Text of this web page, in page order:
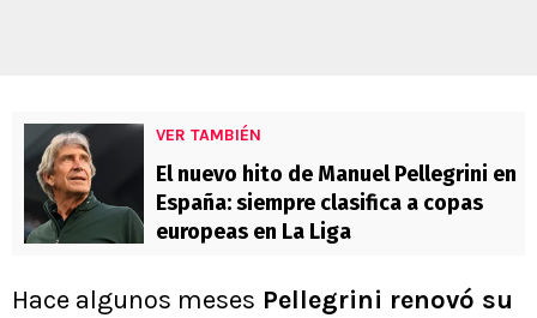
VER TAMBIÉN
El nuevo hito de Manuel Pellegrini en
España: siempre clasifica a copas
europeas en La Liga
Hace algunos meses Pellegrini renovó su